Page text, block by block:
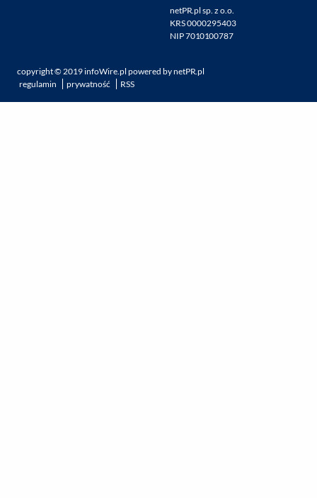
netPR.pl sp. z o.o.
KRS 0000295403
NIP 7010100787
copyright ©2019infoWire.pl powered bynetPR.pl
regulamin
prywatność RSS